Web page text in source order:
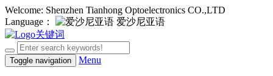
Welcome: Shenzhen Tianhong Optoelectronics CO.,LTD
Language：
爱沙尼亚语
Toggle navigation Menu